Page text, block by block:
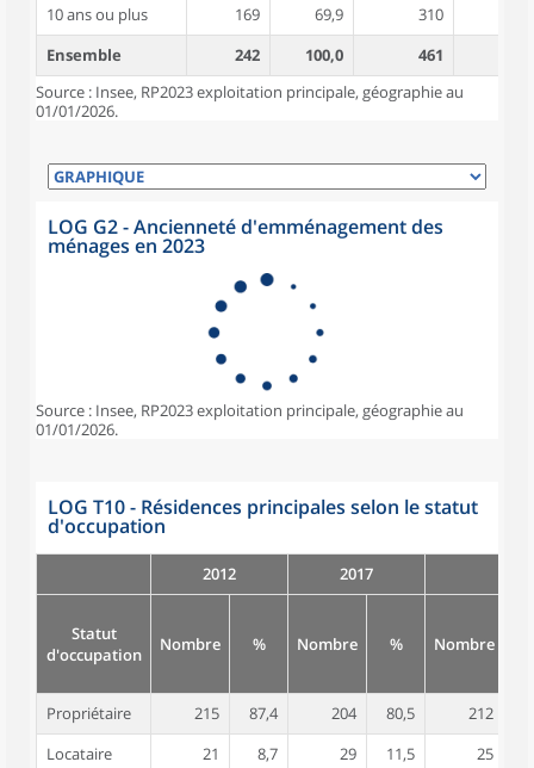
10 ans ou plus
169 69,9 310
Ensemble
242 100,0 461
Source : Insee, RP2023 exploitation principale, géographie au
01/01/2026.
LOG G2 - Ancienneté d'emménagement des
ménages en 2023
Source : Insee, RP2023 exploitation principale, géographie au
01/01/2026.
LOG T10 - Résidences principales selon le statut
d'occupation
2012 2017
Statut
d'occupation
Nombre % Nombre % Nombre
Propriétaire 215 87,4 204 80,5 212
Locataire
21 8,7 29 11,5 25